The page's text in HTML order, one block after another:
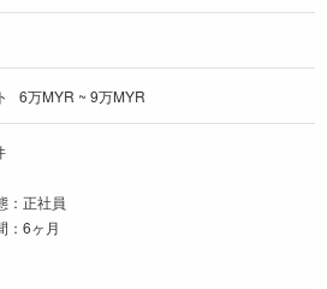
6万MYR ~ 9万MYR
：正社員
：6ヶ月